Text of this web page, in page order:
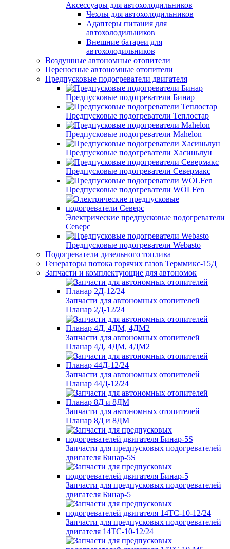
Аксессуары для автохолодильников
Чехлы для автохолодильников
Адаптеры питания для
автохолодильников
Внешние батареи для
автохолодильников
Воздушные автономные отопители
Переносные автономные отопители
Предпусковые подогреватели двигателя
Предпусковые подогреватели Бинар
Предпусковые подогреватели Теплостар
Предпусковые подогреватели Mahelon
Предпусковые подогреватели Хасиньлун
Предпусковые подогреватели Севермакс
Предпусковые подогреватели WÖLFen
Электрические предпусковые подогреватели
Северс
Предпусковые подогреватели Webasto
Подогреватели дизельного топлива
Генераторы потока горячих газов Терммикс-15Д
Запчасти и комплектующие для автономок
Запчасти для автономных отопителей
Планар 2Д-12/24
Запчасти для автономных отопителей
Планар 4Д, 4ДМ, 4ДМ2
Запчасти для автономных отопителей
Планар 44Д-12/24
Запчасти для автономных отопителей
Планар 8Д и 8ДМ
Запчасти для предпусковых подогревателей
двигателя Бинар-5S
Запчасти для предпусковых подогревателей
двигателя Бинар-5
Запчасти для предпусковых подогревателей
двигателя 14ТС-10-12/24